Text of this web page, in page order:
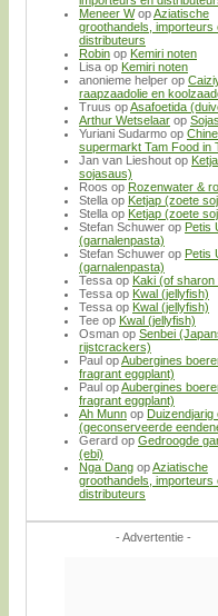
Meneer WopAziatische
groothandels, importeurs
distributeurs
Robin op Kemiri noten
Lisa op Kemiri noten
anonieme helper op
raapzaadolie en
Truus opAsafoetida
Arthur Wetselaar op
Yuriani Sudarmo op
supermarkt Tam Food in
Jan van Lieshout op
sojasaus)
Roos op Rozenwater &
Stella op Ketjap (zoete
Stella op Ketjap (zoete
Stefan Schuwer op Petis
(garnalenpasta)
Stefan Schuwer op Petis
(garnalenpasta)
Tessa op Kaki (of sharon
Tessa op Kwal (jellyfish)
Tessa op Kwal (jellyfish)
Tee op Kwal (jellyfish)
Osman op Senbei
rijstcrackers)
Paul opAubergines
fragrant eggplant)
Paul opAubergines
fragrant eggplant)
Ah Munn op Duizendjarig
(geconserveerde
Gerard op Gedroogde
(ebi)
Nga Dang opAziatische
groothandels, importeurs
distributeurs
- Advertentie -